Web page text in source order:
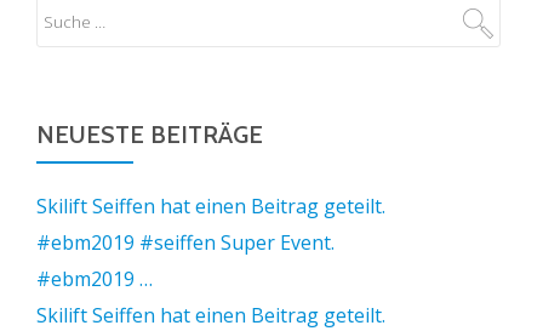
NEUESTE BEITRÄGE
Skilift Seiffen hat einen Beitrag geteilt.
#ebm2019 #seiffen Super Event.
#ebm2019 …
Skilift Seiffen hat einen Beitrag geteilt.